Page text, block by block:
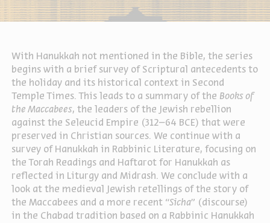
With Hanukkah not mentioned in the Bible, the series
begins with a brief survey of Scriptural antecedents to
the holiday and its historical context in Second
Temple Times. This leads to a summary of the Books of
the Maccabees, the leaders of the Jewish rebellion
against the Seleucid Empire (312–64 BCE) that were
preserved in Christian sources. We continue with a
survey of Hanukkah in Rabbinic Literature, focusing on
the Torah Readings and Haftarot for Hanukkah as
reflected in Liturgy and Midrash. We conclude with a
look at the medieval Jewish retellings of the story of
the Maccabees and a more recent “Sicha” (discourse)
in the Chabad tradition based on a Rabbinic Hanukkah